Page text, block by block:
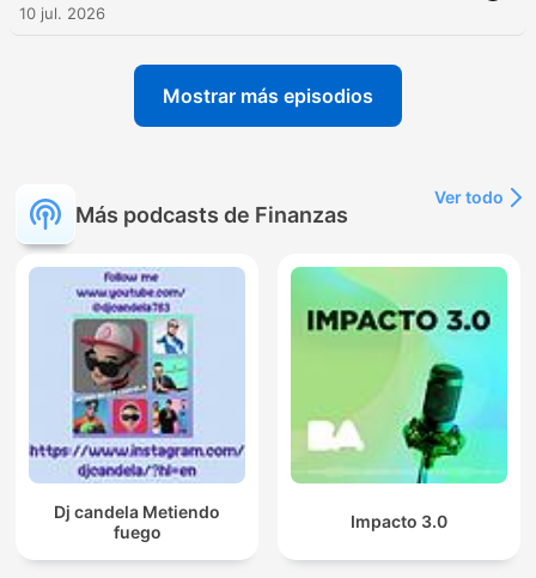
10 jul. 2026
Mostrar más episodios
Más podcasts de Finanzas
Ver todo
Dj candela Metiendo
fuego
Impacto 3.0